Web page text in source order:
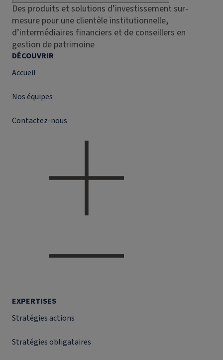
Des produits et solutions d’investissement sur-
mesure pour une clientèle institutionnelle,
d’intermédiaires financiers et de conseillers en
gestion de patrimoine
DÉCOUVRIR
Accueil
Nos équipes
Contactez-nous
EXPERTISES
Stratégies actions
Stratégies obligataires